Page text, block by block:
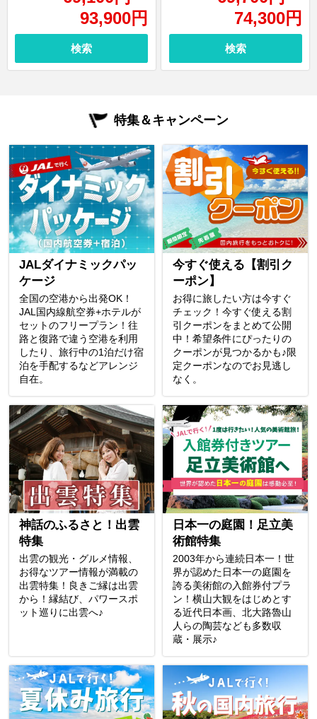
93,900円
検索
74,300円
検索
特集＆キャンペーン
JALダイナミックパッ
ケージ
全国の空港から出発OK！
JAL国内線航空券+ホテルが
セットのフリープラン！往
路と復路で違う空港を利用
したり、旅行中の1泊だけ宿
泊を手配するなどアレンジ
自在。
今すぐ使える【割引ク
ーポン】
お得に旅したい方は今すぐ
チェック！今すぐ使える割
引クーポンをまとめて公開
中！希望条件にぴったりの
クーポンが見つかるかも♪限
定クーポンなのでお見逃し
なく。
神話のふるさと！出雲
特集
出雲の観光・グルメ情報、
お得なツアー情報が満載の
出雲特集！良きご縁は出雲
から！縁結び、パワースポ
ット巡りに出雲へ♪
日本一の庭園！足立美
術館特集
2003年から連続日本一！世
界が認めた日本一の庭園を
誇る美術館の入館券付プラ
ン！横山大観をはじめとす
る近代日本画、北大路魯山
人らの陶芸なども多数収
蔵・展示♪